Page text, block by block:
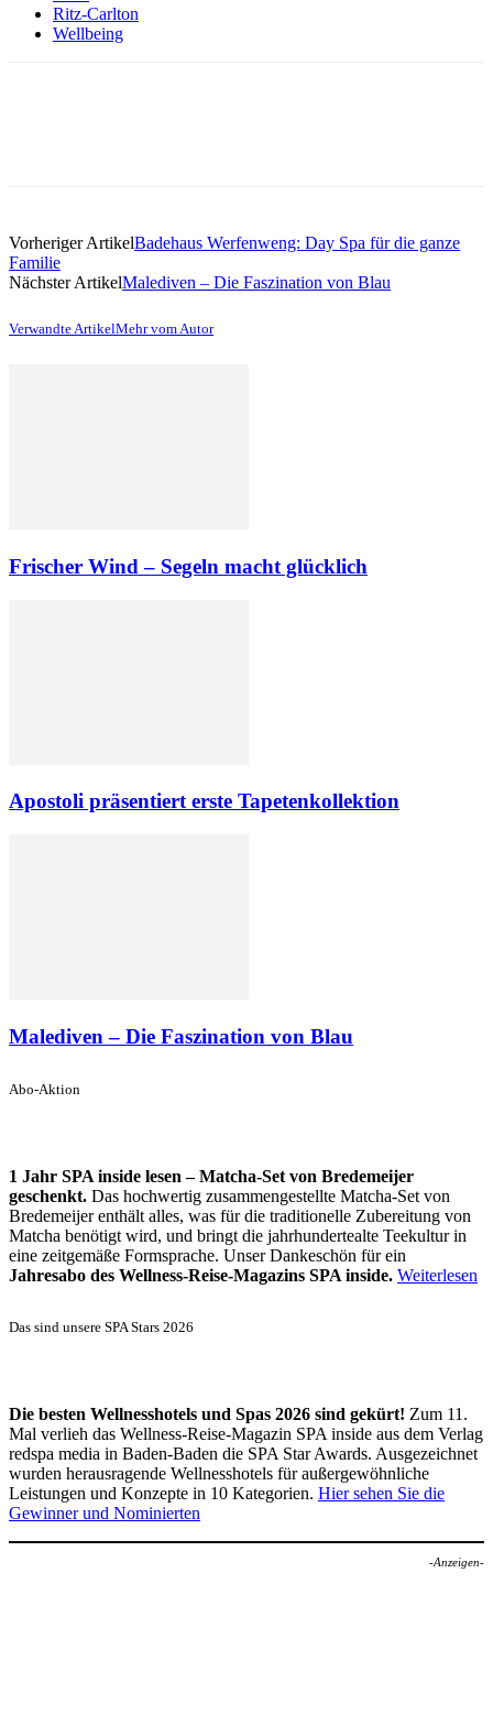
Ritz-Carlton
Wellbeing
Vorheriger ArtikelBadehaus Werfenweng: Day Spa für die ganze
Familie
Nächster ArtikelMalediven – Die Faszination von Blau
Verwandte ArtikelMehr vom Autor
Frischer Wind – Segeln macht glücklich
Apostoli präsentiert erste Tapetenkollektion
Malediven – Die Faszination von Blau
Abo-Aktion
1 Jahr SPA inside lesen – Matcha-Set von Bredemeijer
geschenkt. Das hochwertig zusammengestellte Matcha-Set von
Bredemeijer enthält alles, was für die traditionelle Zubereitung von
Matcha benötigt wird, und bringt die jahrhundertealte Teekultur in
eine zeitgemäße Formsprache. Unser Dankeschön für ein
Jahresabo des Wellness-Reise-Magazins SPA inside. Weiterlesen
Das sind unsere SPA Stars 2026
Die besten Wellnesshotels und Spas 2026 sind gekürt! Zum 11.
Mal verlieh das Wellness-Reise-Magazin SPA inside aus dem Verlag
redspa media in Baden-Baden die SPA Star Awards. Ausgezeichnet
wurden herausragende Wellnesshotels für außergewöhnliche
Leistungen und Konzepte in 10 Kategorien. Hier sehen Sie die
Gewinner und Nominierten
-Anzeigen-